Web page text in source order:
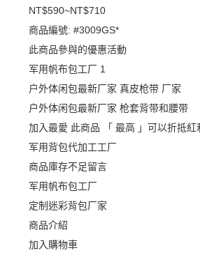
NT$590~NT$710
商品編號: #3009GS*
此商品參與的優惠活動
军用帆布包工厂
户外体闲包最新厂家 真皮枪带 厂家
户外体闲包最新厂家 枪套背带和腰带
加入最愛 此商品 「 最高 」可以折抵紅
军用背包代加工工厂
商品庫存不足留言
军用帆布包工厂
定制迷彩背包厂家
商品介紹
加入購物車